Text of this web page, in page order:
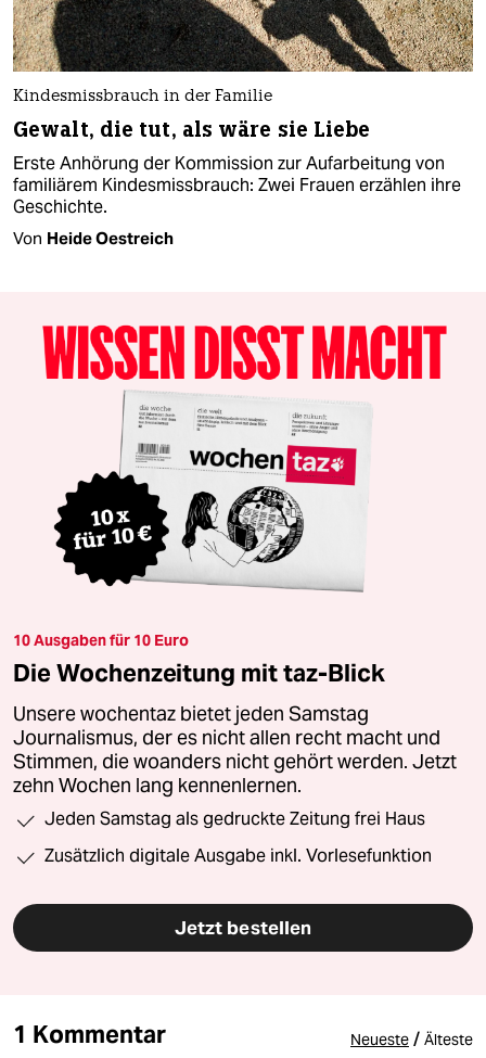
Kindesmissbrauch in der Familie
Gewalt, die tut, als wäre sie Liebe
Erste Anhörung der Kommission zur Aufarbeitung von
familiärem Kindesmissbrauch: Zwei Frauen erzählen ihre
Geschichte.
Von Heide Oestreich
10 Ausgaben für 10 Euro
Die Wochenzeitung mit taz-Blick
Unsere wochentaz bietet jeden Samstag
Journalismus, der es nicht allen recht macht und
Stimmen, die woanders nicht gehört werden. Jetzt
zehn Wochen lang kennenlernen.
Jeden Samstag als gedruckte Zeitung frei Haus
Zusätzlich digitale Ausgabe inkl. Vorlesefunktion
Jetzt bestellen
1 Kommentar Neueste / Älteste